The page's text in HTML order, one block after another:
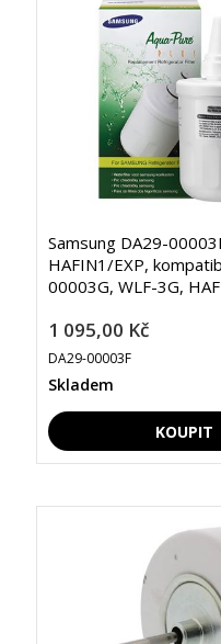
Samsung DA29-
HAFIN1/EXP,
00003G, WLF-3G,
1 095,00 Kč
DA29-00003F
Skladem